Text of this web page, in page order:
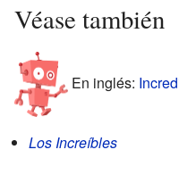
Véase también
En inglés:
Los Increíbles